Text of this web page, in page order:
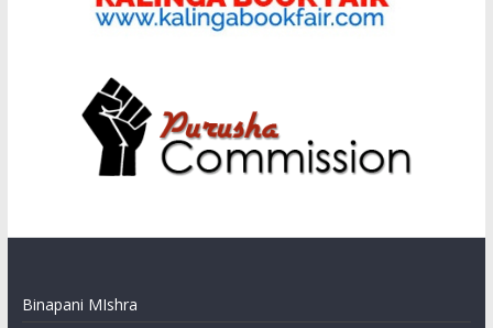
Binapani MIshra